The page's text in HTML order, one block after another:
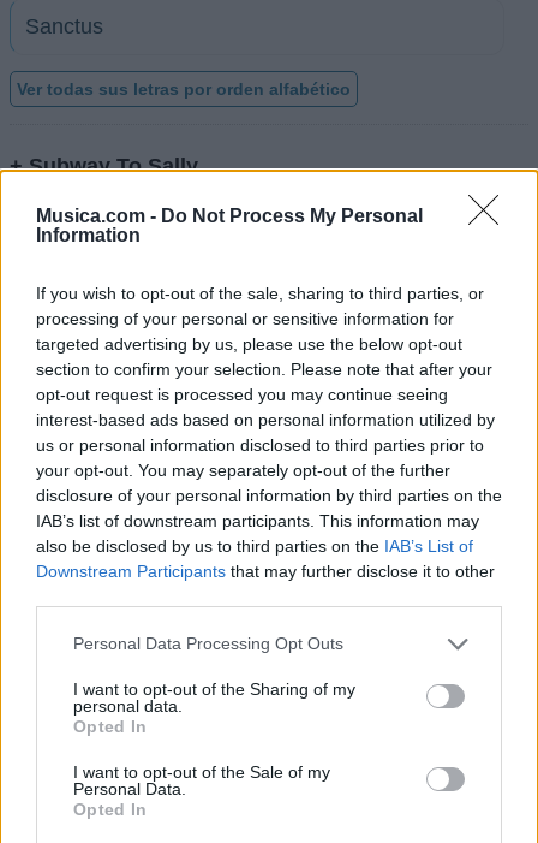
Musica.com - Do Not Process My Personal
Information
If you wish to opt-out of the sale, sharing to third parties, or
processing of your personal or sensitive information for
targeted advertising by us, please use the below opt-out
section to confirm your selection. Please note that after your
opt-out request is processed you may continue seeing
interest-based ads based on personal information utilized by
us or personal information disclosed to third parties prior to
your opt-out. You may separately opt-out of the further
disclosure of your personal information by third parties on the
IAB’s list of downstream participants. This information may
also be disclosed by us to third parties on the IAB’s List of
Downstream Participants that may further disclose it to other
Personal Data Processing Opt Outs
I want to opt-out of the Sharing of my
personal data.
Opted In
I want to opt-out of the Sale of my
Personal Data.
Opted In
Sanctus
Ver todas sus letras por orden alfabético
+ Subway To Sally
Discografía Biografía Ranking Fotos Foro
Ranking de Subway To Sally
Subway To Sallyno figura entre los 500 artistas
más apoyados o visitados de esta semana.
¿Apoyar a Subway To Sally?
0 0